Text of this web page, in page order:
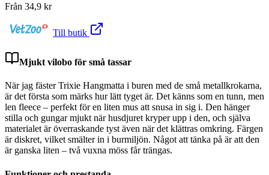
Från 34,9 kr
Till butik
Mjukt vilobo för små tassar
När jag fäster Trixie Hangmatta i buren med de små metallkrokarna,
är det första som märks hur lätt tyget är. Det känns som en tunn, men
len fleece – perfekt för en liten mus att snusa in sig i. Den hänger
stilla och gungar mjukt när husdjuret kryper upp i den, och själva
materialet är överraskande tyst även när det klättras omkring. Färgen
är diskret, vilket smälter in i burmiljön. Något att tänka på är att den
är ganska liten – två vuxna möss får trängas.